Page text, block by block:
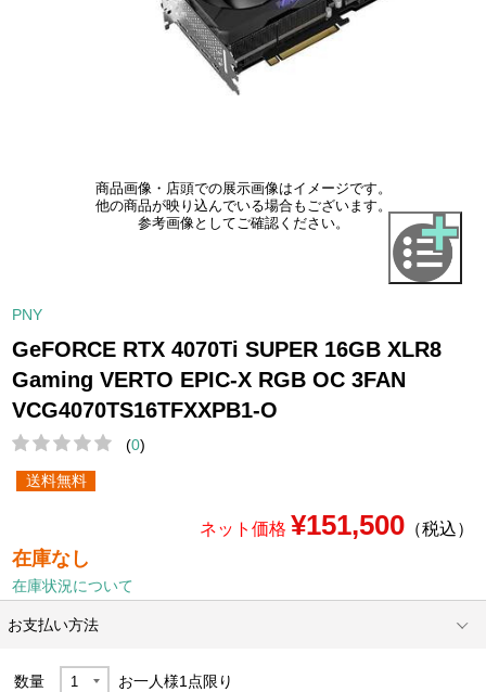
商品画像・店頭での展示画像はイメージです。
他の商品が映り込んでいる場合もございます。
参考画像としてご確認ください。
PNY
GeFORCE RTX 4070Ti SUPER 16GB XLR8
Gaming VERTO EPIC-X RGB OC 3FAN
VCG4070TS16TFXXPB1-O
(0)
送料無料
ネット価格 ¥151,500（税込）
在庫なし
在庫状況について
お支払い方法
数量 お一人様1点限り